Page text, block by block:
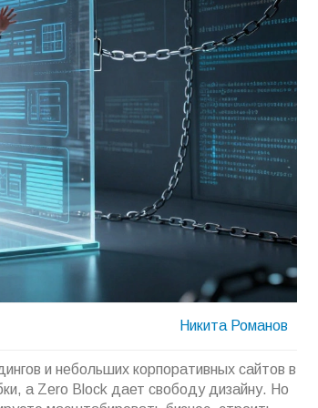
Никита Романов
и небольших корпоративных сайтов в
а Zero Block дает свободу дизайну. Но